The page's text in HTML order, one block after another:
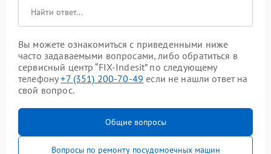
Вы можете ознакомиться с приведенными ниже
часто задаваемыми вопросами, либо обратиться в
сервисный центр “FIX-Indesit” по следующему
телефону+7 (351) 200-70-49 если не нашли ответ на
свой вопрос.
Общие вопросы
Вопросы по ремонту посудомоечных машин